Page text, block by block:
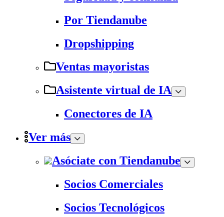
Por Tiendanube
Dropshipping
Ventas mayoristas
Asistente virtual de IA
Conectores de IA
Ver más
Asóciate con Tiendanube
Socios Comerciales
Socios Tecnológicos